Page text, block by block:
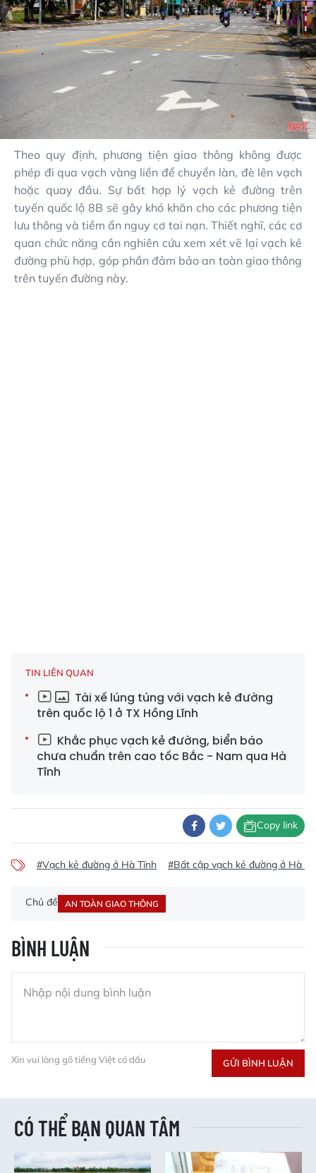
Theo quy định, phương tiện giao thông không được
phép đi qua vạch vàng liền để chuyển làn, đè lên vạch
hoặc quay đầu. Sự bất hợp lý vạch kẻ đường trên
tuyến quốc lộ 8B sẽ gây khó khăn cho các phương tiện
lưu thông và tiềm ẩn nguy cơ tai nạn. Thiết nghĩ, các cơ
quan chức năng cần nghiên cứu xem xét vẽ lại vạch kẻ
đường phù hợp, góp phần đảm bảo an toàn giao thông
trên tuyến đường này.
TIN LIÊN QUAN
Tài xế lúng túng với vạch kẻ đường
trên quốc lộ 1 ở TX Hồng Lĩnh
Khắc phục vạch kẻ đường, biển báo
chưa chuẩn trên cao tốc Bắc - Nam qua Hà
Tĩnh
Copy link
#Vạch kẻ đường ở Hà Tĩnh #Bất cập vạch kẻ đường ở Hà
Chủ đề AN TOÀN GIAO THÔNG
BÌNH LUẬN
Xin vui lòng gõ tiếng Việt có dấu GỬI BÌNH LUẬN
CÓ THỂ BẠN QUAN TÂM